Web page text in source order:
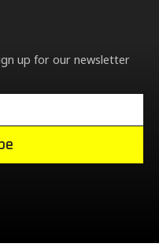
up for our newsletter